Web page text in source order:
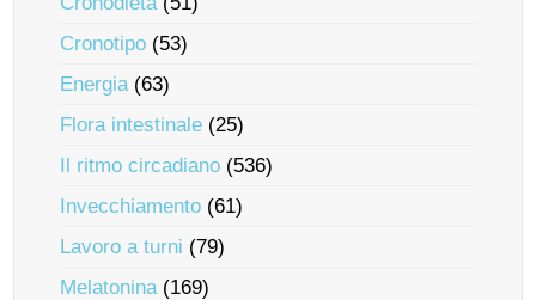
Cronotipo (53)
Energia(63)
Flora intestinale (25)
Il ritmo circadiano (536)
Invecchiamento (61)
Lavoro a turni (79)
Melatonina(169)